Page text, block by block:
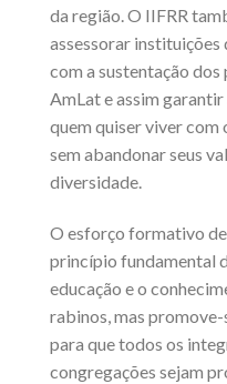
da região. O IIFRR
assessorar
com a sustentação
AmLat e assim
quem quiser viver com
sem abandonar seus
diversidade.
O esforço formativo
princípio fundamental
educação e o
rabinos, mas
para que todos os
congregações sejam